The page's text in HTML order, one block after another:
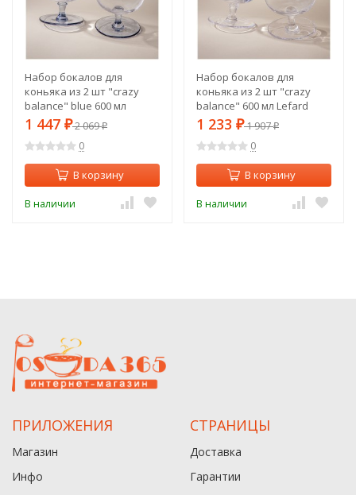
Набор бокалов для
коньяка из 2 шт "crazy
balance" blue 600 мл
Lefard (693-015)
1 447 ₽2 069₽
0
В корзину
В наличии
Набор бокалов для
коньяка из 2 шт "crazy
balance" 600 мл Lefard
(693-016)
1 233 ₽1 907₽
0
В корзину
В наличии
ПРИЛОЖЕНИЯ
Магазин
Инфо
СТРАНИЦЫ
Доставка
Гарантии